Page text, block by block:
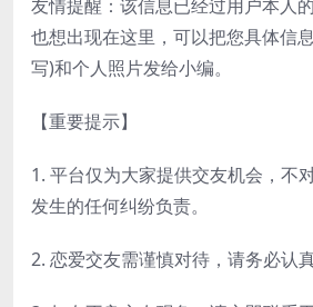
友情提醒：该信息已经过用户本人
也想出现在这里，可以把您具体信
写)和个人照片发给小编。
【重要提示】
1. 平台仅为大家提供交友机会，不
发生的任何纠纷负责。
2. 恋爱交友需谨慎对待，请务必认